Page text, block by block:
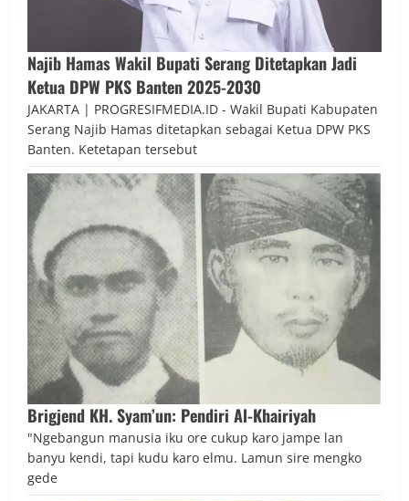
Najib Hamas Wakil Bupati Serang Ditetapkan Jadi
Ketua DPW PKS Banten 2025-2030
JAKARTA | PROGRESIFMEDIA.ID - Wakil Bupati Kabupaten
Serang Najib Hamas ditetapkan sebagai Ketua DPW PKS
Banten. Ketetapan tersebut
Brigjend KH. Syam’un: Pendiri Al-Khairiyah
"Ngebangun manusia iku ore cukup karo jampe lan
banyu kendi, tapi kudu karo elmu. Lamun sire mengko
gede